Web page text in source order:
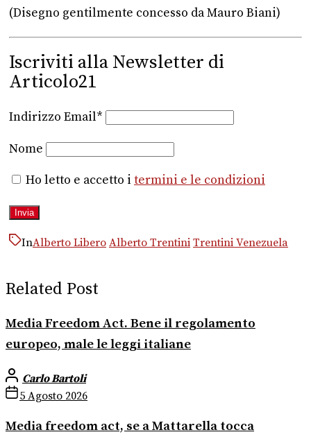
(Disegno gentilmente concesso da Mauro Biani)
Iscriviti alla Newsletter di
Articolo21
Indirizzo Email*
Nome
Ho letto e accetto i termini e le condizioni
InAlberto Libero Alberto Trentini Trentini Venezuela
Related Post
Media Freedom Act. Bene il regolamento
europeo, male le leggi italiane
Carlo Bartoli
5 Agosto 2026
Media freedom act, se a Mattarella tocca